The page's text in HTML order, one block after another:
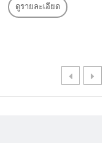
ดูรายละเอียด